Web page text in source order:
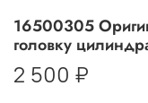
16500305
головку
2 500 ₽